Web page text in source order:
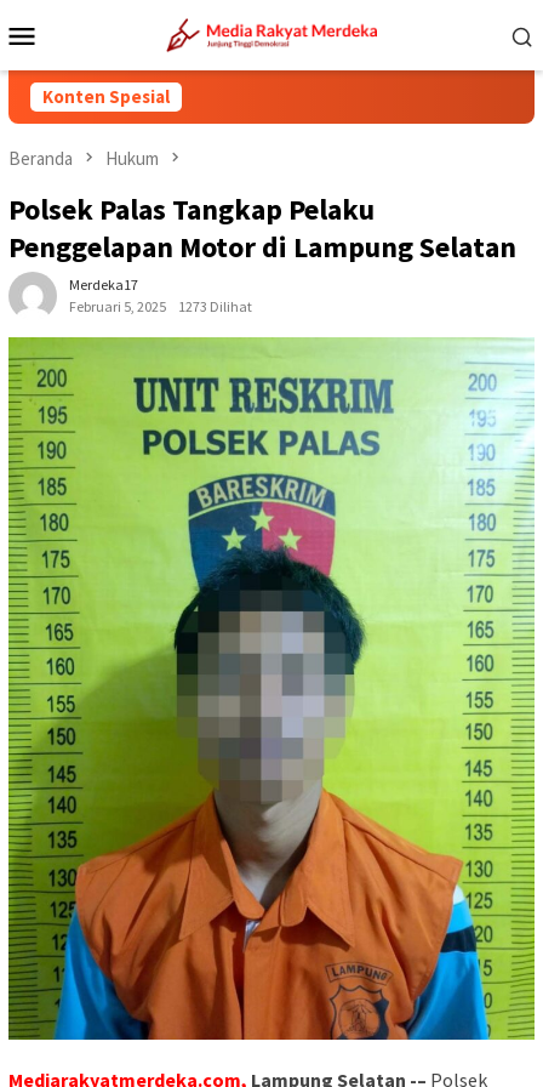
ke
Mobile
Konten Spesial
Beranda Hukum
Polsek Palas Tangkap Pelaku
Penggelapan Motor di Lampung Selatan
Merdeka17
Februari 5, 2025
1273 Dilihat
Mediarakyatmerdeka.com, Lampung Selatan -– Polsek